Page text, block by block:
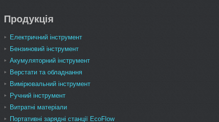
Продукція
Електричний інструмент
Бензиновий інструмент
Акумуляторний інструмент
Верстати та обладнання
Вимірювальний інструмент
Ручний інструмент
Витратні матеріали
Портативні зарядні станції EcoFlow